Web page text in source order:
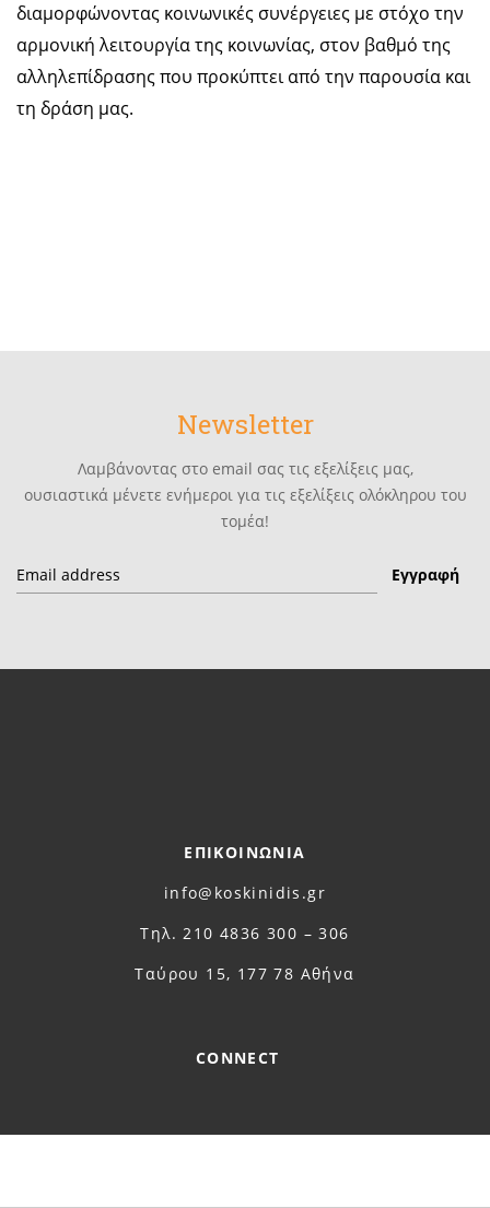
διαμορφώνοντας κοινωνικές συνέργειες με στόχο την
αρμονική λειτουργία της κοινωνίας, στον βαθμό της
αλληλεπίδρασης που προκύπτει από την παρουσία και
τη δράση μας.
Newsletter
Λαμβάνοντας στο email σας τις εξελίξεις μας,
ουσιαστικά μένετε ενήμεροι για τις εξελίξεις ολόκληρου του
τομέα!
ΕΠΙΚΟΙΝΩΝΙΑ
info@koskinidis.gr
Τηλ. 210 4836 300 – 306
Ταύρου 15, 177 78 Αθήνα
CONNECT